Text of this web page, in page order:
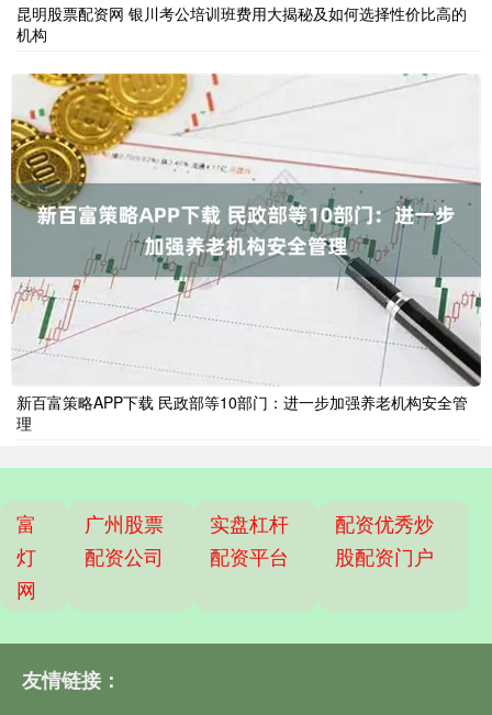
昆明股票配资网 银川考公培训班费用大揭秘及如何选择性价比高的
机构
新百富策略APP下载 民政部等10部门：进一步加强养老机构安全管
理
富
灯
网
广州股票
配资公司
实盘杠杆
配资平台
配资优秀炒
股配资门户
友情链接：